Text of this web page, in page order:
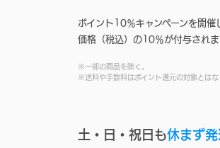
ポイント10％キャンペーンを開催
価格（税込）の10％が付与されま
※一部の商品を除く。
※送料や手数料はポイント還元の対象とはな
土・日・祝日も休まず